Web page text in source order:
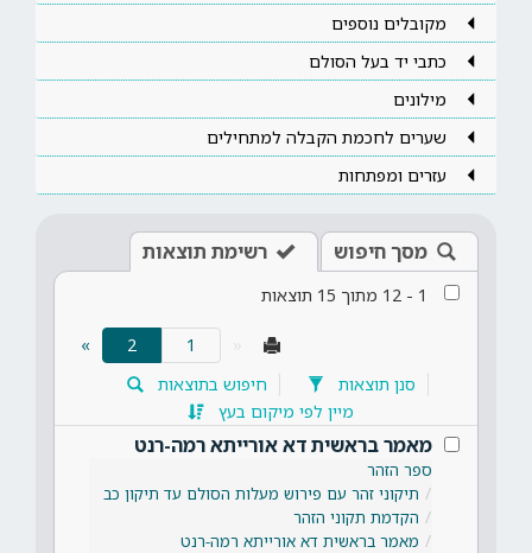
מקובלים נוספים
כתבי יד בעל הסולם
מילונים
שערים לחכמת הקבלה למתחילים
עזרים ומפתחות
מסך חיפוש רשימת תוצאות
1
-
12 מתוך 15 תוצאות
2
»
סנן תוצאות
חיפוש בתוצאות
מיין לפי מיקום בעץ
מאמר בראשית דא אורייתא רמה-רנט
ספר הזהר
תיקוני זהר עם פירוש מעלות הסולם עד תיקון כב
הקדמת תקוני הזהר
מאמר בראשית דא אורייתא רמה-רנט